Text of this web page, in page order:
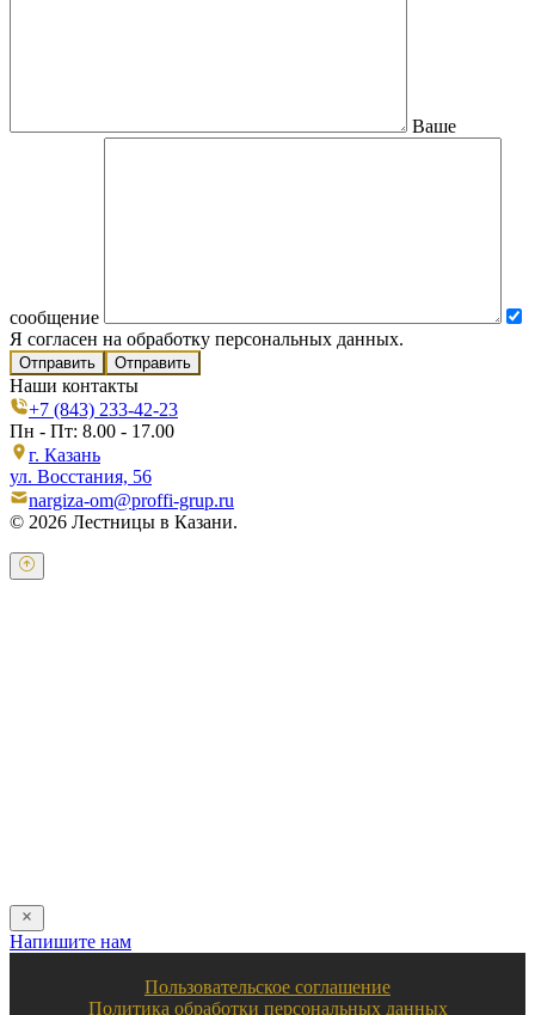
Ваше
сообщение
Я согласен на обработку персональных данных.
Отправить
Наши контакты
+7 (843) 233-42-23
Пн - Пт: 8.00 - 17.00
г. Казань
ул. Восстания, 56
nargiza-om@proffi-grup.ru
© 2026 Лестницы в Казани.
Напишите нам
Пользовательское соглашение
Политика обработки персональных данных